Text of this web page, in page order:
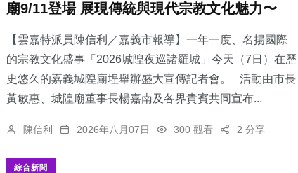
廟9/11登場 展現傳統與現代宗教文化魅力〜
【雲嘉特派員陳信利／嘉義市報導】一年一度、名揚國際
的宗教文化盛事「2026城隍夜巡諸羅城」今天（7日）在歷
史悠久的嘉義城隍廟埕舉辦盛大宣傳記者會。 活動由市長
黃敏惠、城隍廟董事長楊嘉南及各界貴賓共同宣布...
陳信利 2026年八月07日 300 觀看 2 分享
綜合新聞